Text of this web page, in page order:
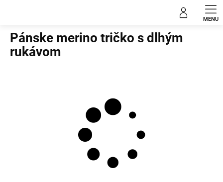
Pánske merino tričko s dlhým
rukávom